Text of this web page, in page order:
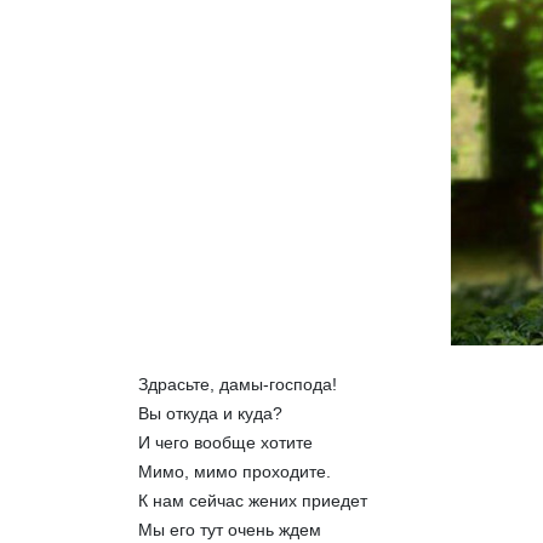
Здрасьте, дамы-господа!
Вы откуда и куда?
И чего вообще хотите
Мимо, мимо проходите.
К нам сейчас жених приедет
Мы его тут очень ждем